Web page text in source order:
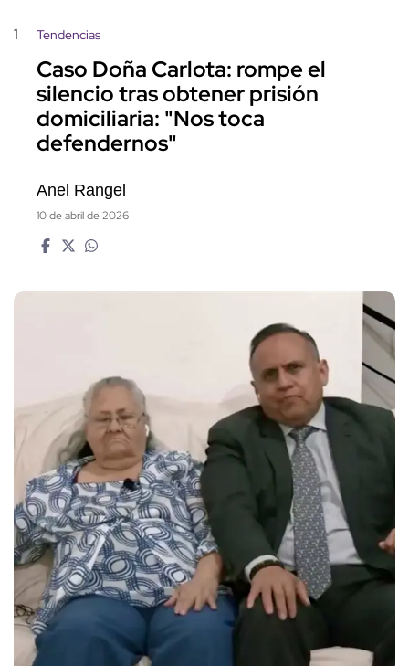
1 Tendencias
Caso Doña Carlota: rompe el
silencio tras obtener prisión
domiciliaria: "Nos toca
defendernos"
Anel Rangel
10 de abril de 2026